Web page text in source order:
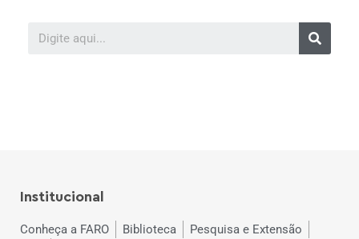
Institucional
Conheça a FARO Biblioteca
Pesquisa e Extensão